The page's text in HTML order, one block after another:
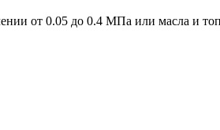
от 0.05 до 0.4 МПа или масла и